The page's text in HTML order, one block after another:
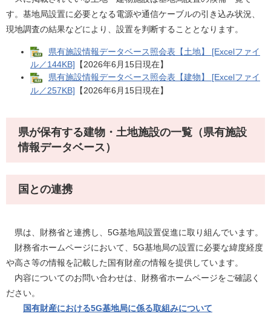
す。基地局設置に必要となる電源や通信ケーブルの引き込み状況、
現地調査の結果などにより、設置を判断することとなります。
県有施設情報データベース照会表【土地】 [Excelファイ
ル／144KB] 【2026年6月15日現在】
県有施設情報データベース照会表【建物】 [Excelファイ
ル／257KB] 【2026年6月15日現在】
県が保有する建物・土地施設の一覧（県有施設
情報データベース）
国との連携
県は、財務省と連携し、5G基地局設置促進に取り組んでいます。
財務省ホームページにおいて、5G基地局の設置に必要な緯度経度
や高さ等の情報を記載した国有財産の情報を提供しています。
内容についてのお問い合わせは、財務省ホームページをご確認く
ださい。
国有財産における5G基地局に係る取組みについて